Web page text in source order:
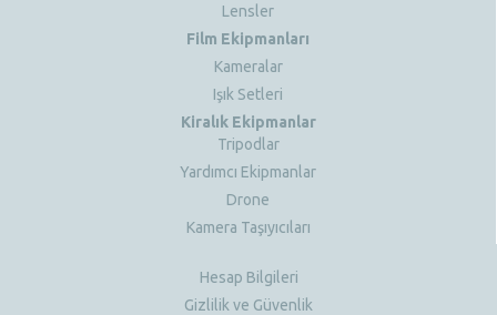
Lensler
Film Ekipmanları
Kameralar
Işık Setleri
Kiralık Ekipmanlar
Tripodlar
Yardımcı Ekipmanlar
Drone
Kamera Taşıyıcıları
Hesap Bilgileri
Gizlilik ve Güvenlik